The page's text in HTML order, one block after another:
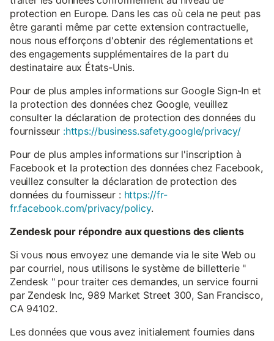
protection en Europe. Dans les cas où cela ne peut pas
être garanti même par cette extension contractuelle,
nous nous efforçons d'obtenir des réglementations et
des engagements supplémentaires de la part du
destinataire aux États-Unis.
Pour de plus amples informations sur Google Sign-In et
la protection des données chez Google, veuillez
consulter la déclaration de protection des données du
fournisseur :https://business.safety.google/privacy/
Pour de plus amples informations sur l'inscription à
Facebook et la protection des données chez Facebook,
veuillez consulter la déclaration de protection des
données du fournisseur : https://fr-
fr.facebook.com/privacy/policy.
Zendesk pour répondre aux questions des clients
Si vous nous envoyez une demande via le site Web ou
par courriel, nous utilisons le système de billetterie "
Zendesk " pour traiter ces demandes, un service fourni
par Zendesk Inc, 989 Market Street 300, San Francisco,
CA 94102.
Les données que vous avez initialement fournies dans